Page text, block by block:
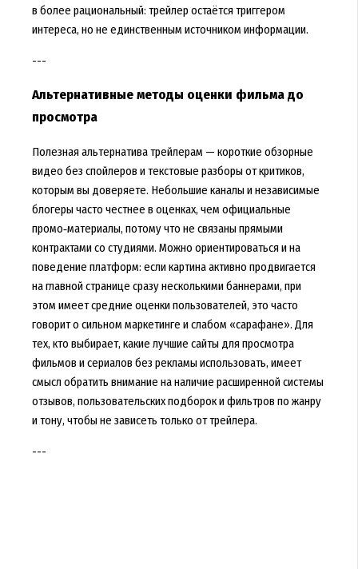
в более рациональный: трейлер остаётся триггером
интереса, но не единственным источником информации.
---
Альтернативные методы оценки фильма до
просмотра
Полезная альтернатива трейлерам — короткие обзорные
видео без спойлеров и текстовые разборы от критиков,
которым вы доверяете. Небольшие каналы и независимые
блогеры часто честнее в оценках, чем официальные
промо‑материалы, потому что не связаны прямыми
контрактами со студиями. Можно ориентироваться и на
поведение платформ: если картина активно продвигается
на главной странице сразу несколькими баннерами, при
этом имеет средние оценки пользователей, это часто
говорит о сильном маркетинге и слабом «сарафане». Для
тех, кто выбирает, какие лучшие сайты для просмотра
фильмов и сериалов без рекламы использовать, имеет
смысл обратить внимание на наличие расширенной системы
отзывов, пользовательских подборок и фильтров по жанру
и тону, чтобы не зависеть только от трейлера.
---